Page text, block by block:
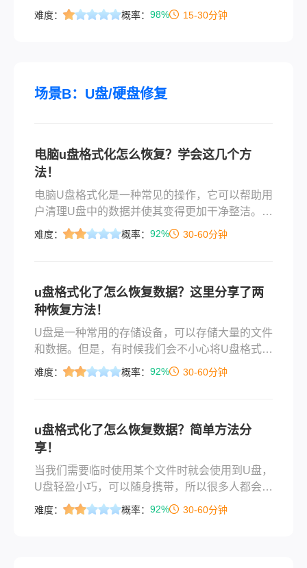
现U盘文件误删后，请立即停止向U盘存入任何新
直接从U盘删除的文件不会进入电脑回收站！但如
难度： 概率： 98% 15-30分钟
场景B：U盘/硬盘修复
电脑u盘格式化怎么恢复？学会这几个方
法！
电脑U盘格式化是一种常见的操作，它可以帮助用
户清理U盘中的数据并使其变得更加干净整洁。但
是，有时候用户可能会误删除U盘中的数据或格式
难度： 概率： 92% 30-60分钟
u盘格式化了怎么恢复数据？这里分享了两
种恢复方法！
U盘是一种常用的存储设备，可以存储大量的文件
和数据。但是，有时候我们会不小心将U盘格式化
了，导致其中的数据丢失。这时候，我们可以通
难度： 概率： 92% 30-60分钟
u盘格式化了怎么恢复数据？简单方法分
享！
当我们需要临时使用某个文件时就会使用到U盘，
U盘轻盈小巧，可以随身携带，所以很多人都会使
用U盘来存放一些重要的文件，如果在使用U盘的
难度： 概率： 92% 30-60分钟